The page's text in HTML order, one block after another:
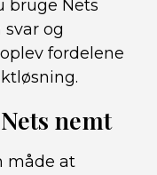
bruge Nets
og
fordelene
nemt
måde at